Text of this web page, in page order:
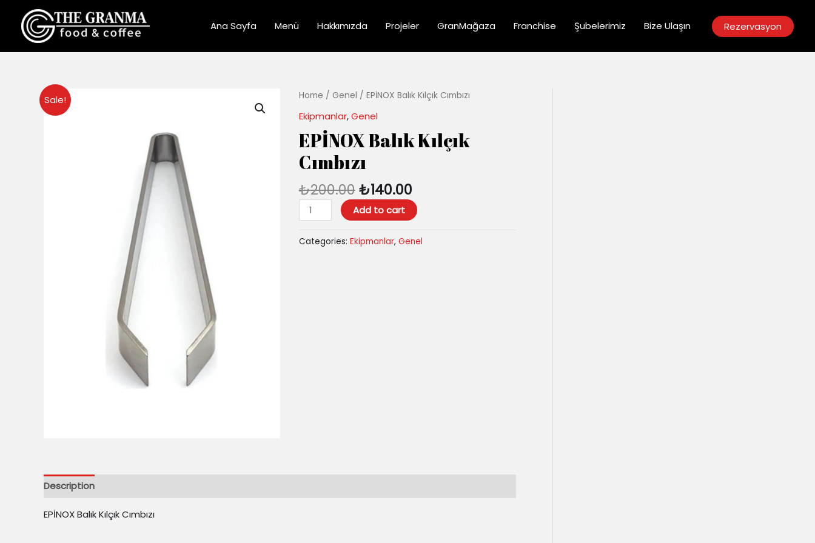
Ana Sayfa Menü Hakkımızda Projeler GranMağaza Franchise Şubelerimiz Bize Ulaşın Rezervasyon
Sale! Home / Genel / EPİNOX Balık Kılçık Cımbızı
Ekipmanlar,Genel
EPİNOX Balık Kılçık
Cımbızı
₺200.00
Original
price
was:
₺200.00.
₺140.00
Current
₺140.00.
EPİNOX
Kılçık
Cımbızı
quantity
Add to cart
Categories: Ekipmanlar, Genel
Description
EPİNOX Balık Kılçık Cımbızı